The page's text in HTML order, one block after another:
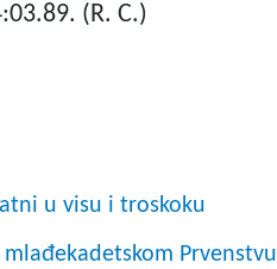
(R. C.)
u visu i troskoku
Prvenstvu